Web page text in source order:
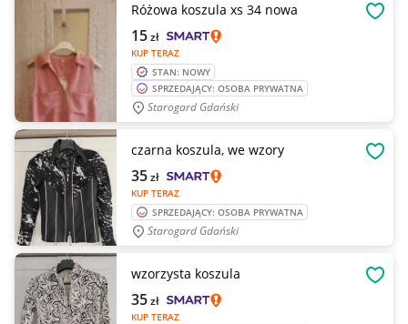
Różowa koszula xs 34 nowa
KUP TERAZ
15zł
STAN: NOWY
SPRZEDAJĄCY: OSOBA PRYWATNA
Starogard Gdański
czarna koszula, we wzory
KUP TERAZ
35zł
SPRZEDAJĄCY: OSOBA PRYWATNA
Starogard Gdański
wzorzysta koszula
KUP TERAZ
35zł